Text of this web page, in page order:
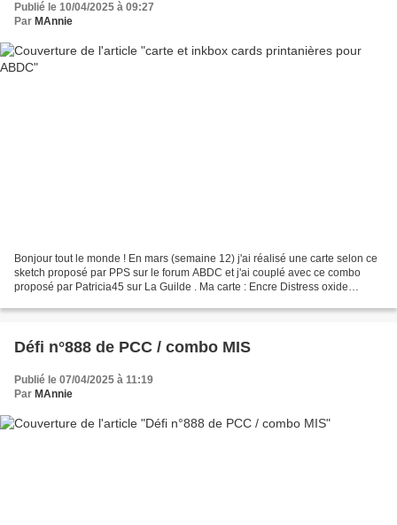
Publié le 10/04/2025 à 09:27
Par MAnnie
Bonjour tout le monde ! En mars (semaine 12) j'ai réalisé une carte selon ce
sketch proposé par PPS sur le forum ABDC et j'ai couplé avec ce combo
proposé par Patricia45 sur La Guilde . Ma carte : Encre Distress oxide
Défi n°888 de PCC / combo MIS
Publié le 07/04/2025 à 11:19
Par MAnnie